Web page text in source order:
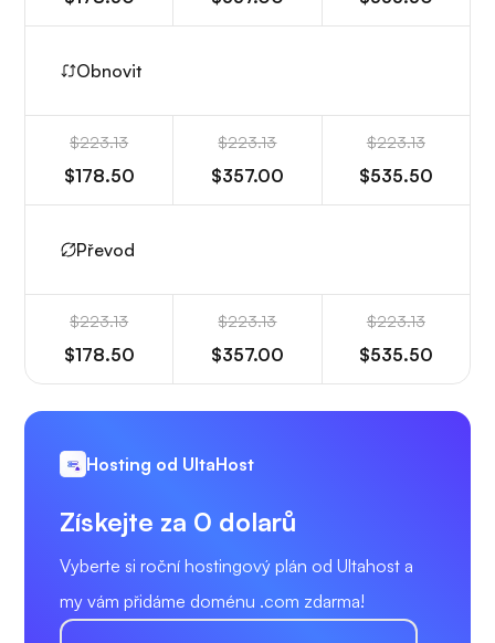
Obnovit
$223.13
$178.50
$223.13
$357.00
$223.13
$535.50
Převod
$223.13
$178.50
$223.13
$357.00
$223.13
$535.50
Hosting od UltaHost
Získejte za 0 dolarů
Vyberte si roční hostingový plán od Ultahost a
my vám přidáme doménu .com zdarma!